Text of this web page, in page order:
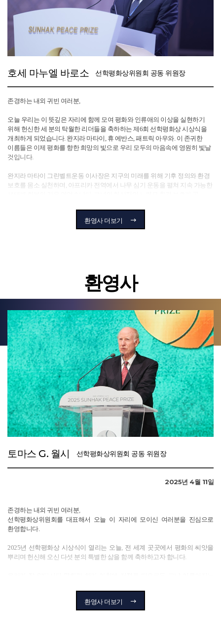
호세 마누엘 바로소 선학평화상위원회 공동 위원장
존경하는 내외 귀빈 여러분,
오늘 우리는 이 뜻깊은 자리에 함께 모여 평화와 인류애의 이상을 실현하기
위해 헌신한 세 분의 탁월한 리더들을 축하하는 제6회 선학평화상 시상식을
개최하게 되었습니다. 완지라 마타이, 휴 에반스, 패트릭 아우와. 이 존귀한
이름들은 이제 평화를 향한 희망의 빛으로 우리 모두의 마음속에 영원히 빛날
것입니다.
완지라 마타이 그린벨트운동 이사장은 지구의 미래를 위해 기후 정의와 환경
보호를 몸소 실천하며, 아프리카 전역에서 나무 심기 운동을 펼쳐 지속 가능한
휴 에반스 글로벌 시티즌 대표는 디지털 행동주의와 사람들의 선한 의지를
패트릭 아우와 아시시 대학 총장은 아프리카의 청년들에게 윤리적 리더십과
첨단 IT 교육을 중심으로 혁신적이고 창의적인 교육 환경을 제공했습니다.
이를 통해 미래를 이끌 인재들이 아프리카의 발전을 주도하며 평화롭고
제6회 선학평화상은 ‘평화를 위한 혁신’이라는 주제로, 글로벌 위기 속에서
창의적이고 지속 가능한 해결책으로 도전을 극복한 리더들의 성취에
주목하였습니다. 진정한 혁신은 기술적 발전을 넘어 우리의 사고방식을
새롭게 하고, 정책을 발전시키며 국제 협력의 구조 자체를 변화시키는 데
있습니다. 이러한 혁신을 현실로 만든 리더들의 헌신과 용기가 있었기에
우리는 더욱 밝고 희망찬 미래로 나아갈 수 있습니다.
오늘 이 자리를 빌어, 이 세 분의 위대한 노력과 고귀한 헌신에 진심 어린
존경과 감사를 표합니다. 여러분의 열정과 헌신은 우리 모두에게 깊은 감명을
주었으며, 평화와 정의가 살아 숨 쉬는 세상을 향한 우리의 희망을 더욱 강하게
만들었습니다. 앞으로의 여정에서도 여러분이 더 많은 이들에게 희망의 빛을
전하며 평화와 인권의 가치를 널리 펼쳐나가길 기원합니다.
수상을 진심으로 축하드리며, 이분들의 숭고한 노력이 평화와 사랑의
씨앗으로 자라나 더욱 아름답고 정의로운 세상으로 꽃피우기를 간절히
2025년 4월 11일
선학평화상위원회 위원장 호세 마누엘 바로소
환영사 더보기
환영사
토마스 G. 월시 선학평화상위원회 공동 위원장
2025년 4월 11일
존경하는 내외 귀빈 여러분,
선학평화상위원회를 대표해서 오늘 이 자리에 모이신 여러분을 진심으로
환영합니다.
2025년 선학평화상 시상식이 열리는 오늘, 전 세계 곳곳에서 평화의 씨앗을
뿌리며 헌신해 오신 다섯 분의 특별한 삶을 함께 축하하고자 합니다.
하듯, 평화 역시 우리의 도덕적이고 영적인 비전을 바탕으로 용기와 결단, 확신
위에서 꽃피울 수 있는 것입니다. 오늘 우리는 평화를 위한 그 간절하고 진실한
노력을 이 자리에서 만나게 될 것입니다.
환영사 더보기